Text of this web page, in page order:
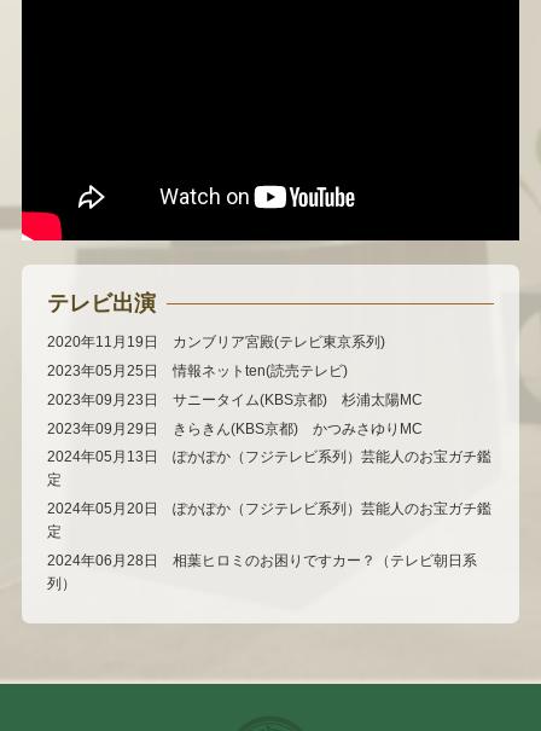
テレビ出演
2020年11月19日 カンブリア宮殿(テレビ東京系列)
2023年05月25日 情報ネットten(読売テレビ)
2023年09月23日 サニータイム(KBS京都) 杉浦太陽MC
2023年09月29日 きらきん(KBS京都) かつみさゆりMC
2024年05月13日 ぽかぽか（フジテレビ系列）芸能人のお宝ガチ鑑
定
2024年05月20日 ぽかぽか（フジテレビ系列）芸能人のお宝ガチ鑑
定
2024年06月28日 相葉ヒロミのお困りですカー？（テレビ朝日系
列）